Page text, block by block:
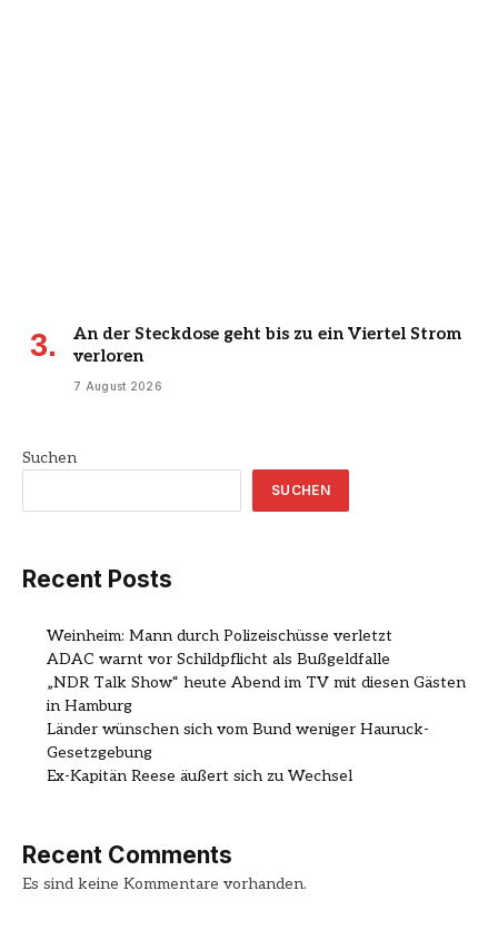
An der Steckdose geht bis zu ein Viertel Strom
verloren
7 August 2026
Suchen
SUCHEN
Recent Posts
Weinheim: Mann durch Polizeischüsse verletzt
ADAC warnt vor Schildpflicht als Bußgeldfalle
„NDR Talk Show“ heute Abend im TV mit diesen Gästen
in Hamburg
Länder wünschen sich vom Bund weniger Hauruck-
Gesetzgebung
Ex-Kapitän Reese äußert sich zu Wechsel
Recent Comments
Es sind keine Kommentare vorhanden.